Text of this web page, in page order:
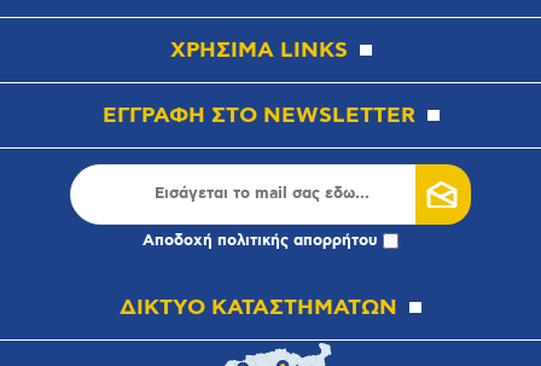
ΧΡΗΣΙΜΑ LINKS
ΕΓΓΡΑΦΗ ΣΤΟ NEWSLETTER
Αποδοχή πολιτικής απορρήτου
ΔΙΚΤΥΟ ΚΑΤΑΣΤΗΜΑΤΩΝ